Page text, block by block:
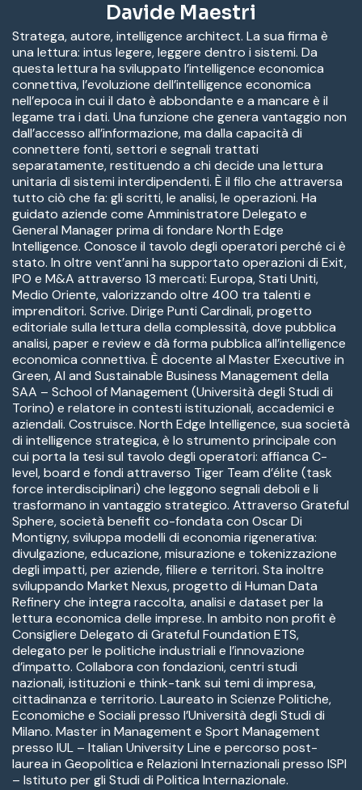
Davide Maestri
Stratega, autore, intelligence architect. La sua firma è
una lettura: intus legere, leggere dentro i sistemi. Da
questa lettura ha sviluppato l’intelligence economica
connettiva, l’evoluzione dell’intelligence economica
nell’epoca in cui il dato è abbondante e a mancare è il
legame tra i dati. Una funzione che genera vantaggio non
dall’accesso all’informazione, ma dalla capacità di
connettere fonti, settori e segnali trattati
separatamente, restituendo a chi decide una lettura
unitaria di sistemi interdipendenti. È il filo che attraversa
tutto ciò che fa: gli scritti, le analisi, le operazioni. Ha
guidato aziende come Amministratore Delegato e
General Manager prima di fondare North Edge
Intelligence. Conosce il tavolo degli operatori perché ci è
stato. In oltre vent’anni ha supportato operazioni di Exit,
IPO e M&A attraverso 13 mercati: Europa, Stati Uniti,
Medio Oriente, valorizzando oltre 400 tra talenti e
imprenditori. Scrive. Dirige Punti Cardinali, progetto
editoriale sulla lettura della complessità, dove pubblica
analisi, paper e review e dà forma pubblica all’intelligence
economica connettiva. È docente al Master Executive in
Green, AI and Sustainable Business Management della
SAA – School of Management (Università degli Studi di
Torino) e relatore in contesti istituzionali, accademici e
aziendali. Costruisce. North Edge Intelligence, sua società
di intelligence strategica, è lo strumento principale con
cui porta la tesi sul tavolo degli operatori: affianca C-
level, board e fondi attraverso Tiger Team d’élite (task
force interdisciplinari) che leggono segnali deboli e li
trasformano in vantaggio strategico. Attraverso Grateful
Sphere, società benefit co-fondata con Oscar Di
Montigny, sviluppa modelli di economia rigenerativa:
divulgazione, educazione, misurazione e tokenizzazione
degli impatti, per aziende, filiere e territori. Sta inoltre
sviluppando Market Nexus, progetto di Human Data
Refinery che integra raccolta, analisi e dataset per la
lettura economica delle imprese. In ambito non profit è
Consigliere Delegato di Grateful Foundation ETS,
delegato per le politiche industriali e l’innovazione
d’impatto. Collabora con fondazioni, centri studi
nazionali, istituzioni e think-tank sui temi di impresa,
cittadinanza e territorio. Laureato in Scienze Politiche,
Economiche e Sociali presso l’Università degli Studi di
Milano. Master in Management e Sport Management
presso IUL – Italian University Line e percorso post-
laurea in Geopolitica e Relazioni Internazionali presso ISPI
– Istituto per gli Studi di Politica Internazionale.